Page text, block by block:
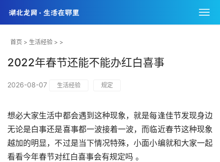
首页 > 生活经验 > >
2022年春节还能不能办红白喜事
2026-08-07 生活经验 规定
想必大家生活中都会遇到这种现象，就是每逢佳节发现身边
无论是白事还是喜事都一波接着一波，而临近春节这种现象
越加的明显，不过是当下情况特殊，小面小编就和大家一起
看看今年春节对红白喜事会有规定吗 。